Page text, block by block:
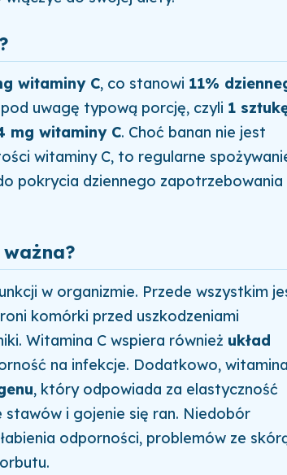
witaminy C, co stanowi 11%
uwagę typową porcję, czyli 1
mg witaminy C. Choć banan nie jest
witaminy C, to regularne
pokrycia dziennego zapotrzebowania
w organizmie. Przede wszystkim
komórki przed uszkodzeniami
Witamina C wspiera również układ
na infekcje. Dodatkowo,
, który odpowiada za elastyczność
stawów i gojenie się ran. Niedobór
odporności, problemów ze